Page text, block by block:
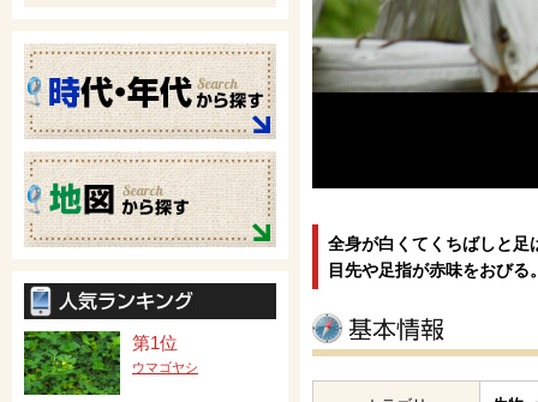
全身が白くてくちばしと足
目先や足指が赤味をおびる
第1位
ウマゴヤシ